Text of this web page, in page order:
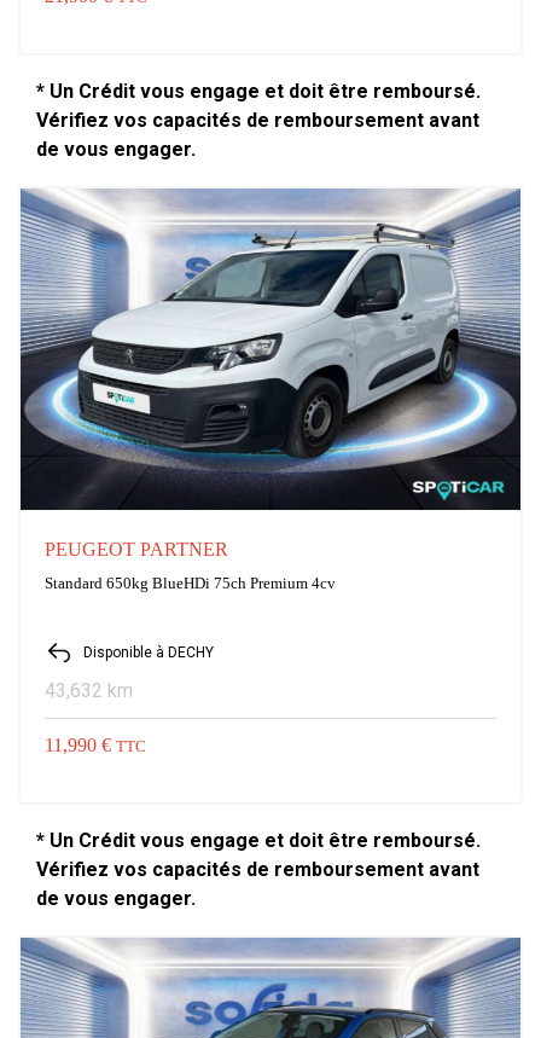
* Un Crédit vous engage et doit être remboursé.
Vérifiez vos capacités de remboursement avant
de vous engager.
PEUGEOT PARTNER
Standard 650kg BlueHDi 75ch Premium 4cv
Disponible à DECHY
43,632 km
11,990 € TTC
* Un Crédit vous engage et doit être remboursé.
Vérifiez vos capacités de remboursement avant
de vous engager.